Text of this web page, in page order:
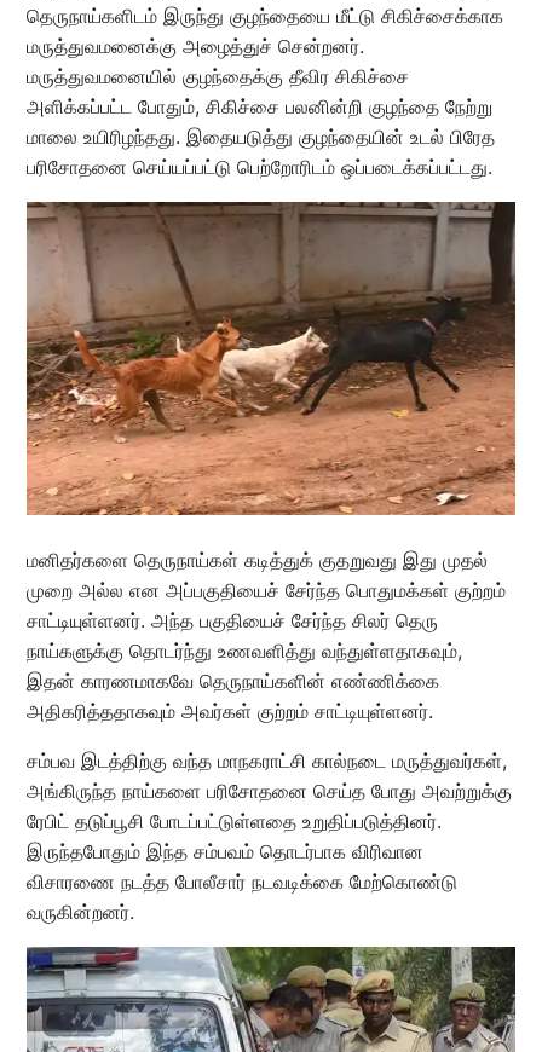
தெருநாய்களிடம் இருந்து குழந்தையை மீட்டு சிகிச்சைக்காக
மருத்துவமனைக்கு அழைத்துச் சென்றனர்.
மருத்துவமனையில் குழந்தைக்கு தீவிர சிகிச்சை
அளிக்கப்பட்ட போதும், சிகிச்சை பலனின்றி குழந்தை நேற்று
மாலை உயிரிழந்தது. இதையடுத்து குழந்தையின் உடல் பிரேத
பரிசோதனை செய்யப்பட்டு பெற்றோரிடம் ஒப்படைக்கப்பட்டது.
மனிதர்களை தெருநாய்கள் கடித்துக் குதறுவது இது முதல்
முறை அல்ல என அப்பகுதியைச் சேர்ந்த பொதுமக்கள் குற்றம்
சாட்டியுள்ளனர். அந்த பகுதியைச் சேர்ந்த சிலர் தெரு
நாய்களுக்கு தொடர்ந்து உணவளித்து வந்துள்ளதாகவும்,
இதன் காரணமாகவே தெருநாய்களின் எண்ணிக்கை
அதிகரித்ததாகவும் அவர்கள் குற்றம் சாட்டியுள்ளனர்.
சம்பவ இடத்திற்கு வந்த மாநகராட்சி கால்நடை மருத்துவர்கள்,
அங்கிருந்த நாய்களை பரிசோதனை செய்த போது அவற்றுக்கு
ரேபிட் தடுப்பூசி போடப்பட்டுள்ளதை உறுதிப்படுத்தினர்.
இருந்தபோதும் இந்த சம்பவம் தொடர்பாக விரிவான
விசாரணை நடத்த போலீசார் நடவடிக்கை மேற்கொண்டு
வருகின்றனர்.